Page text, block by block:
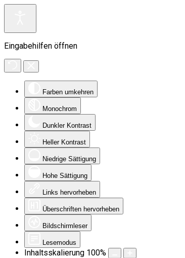
Eingabehilfen öffnen
Farben umkehren
Monochrom
Dunkler Kontrast
Heller Kontrast
Niedrige Sättigung
Hohe Sättigung
Links hervorheben
Überschriften hervorheben
Bildschirmleser
Lesemodus
Inhaltsskalierung 100%